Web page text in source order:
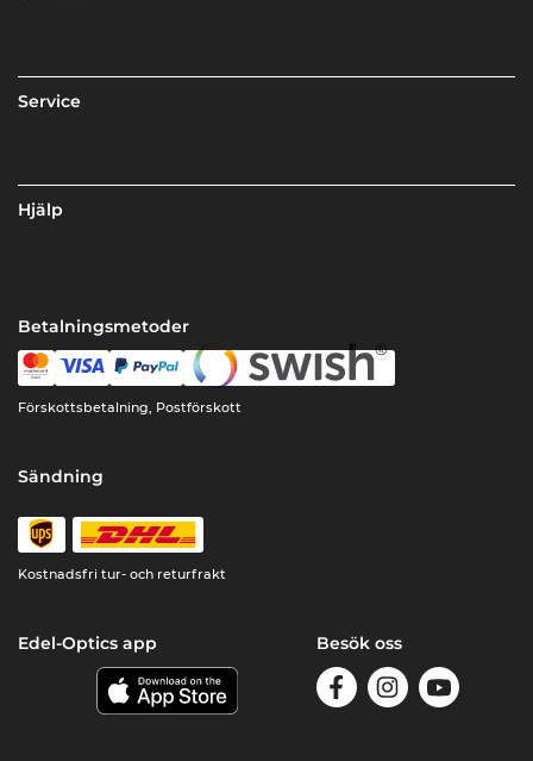
Service
Hjälp
Betalningsmetoder
Förskottsbetalning, Postförskott
Sändning
Kostnadsfri tur- och returfrakt
Edel-Optics app Besök oss